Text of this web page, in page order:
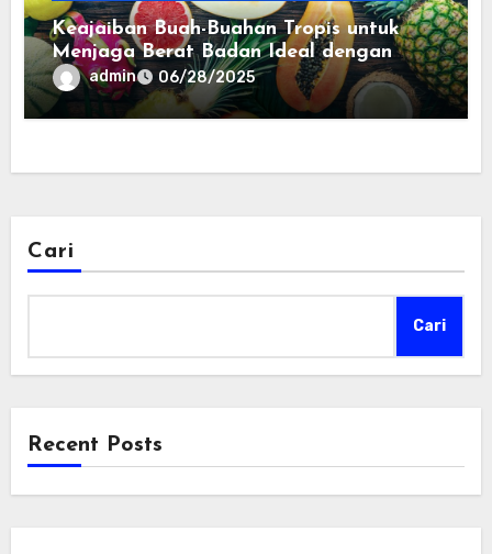
Keajaiban Buah-Buahan Tropis untuk
Menjaga Berat Badan Ideal dengan
Cara Alami
admin 06/28/2025
Cari
Cari
Recent Posts